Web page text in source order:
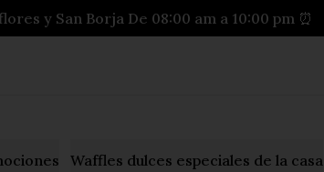
y San Borja De 08:00 am a 10:00 pm ⏰
Waffles dulces especiales de la casa